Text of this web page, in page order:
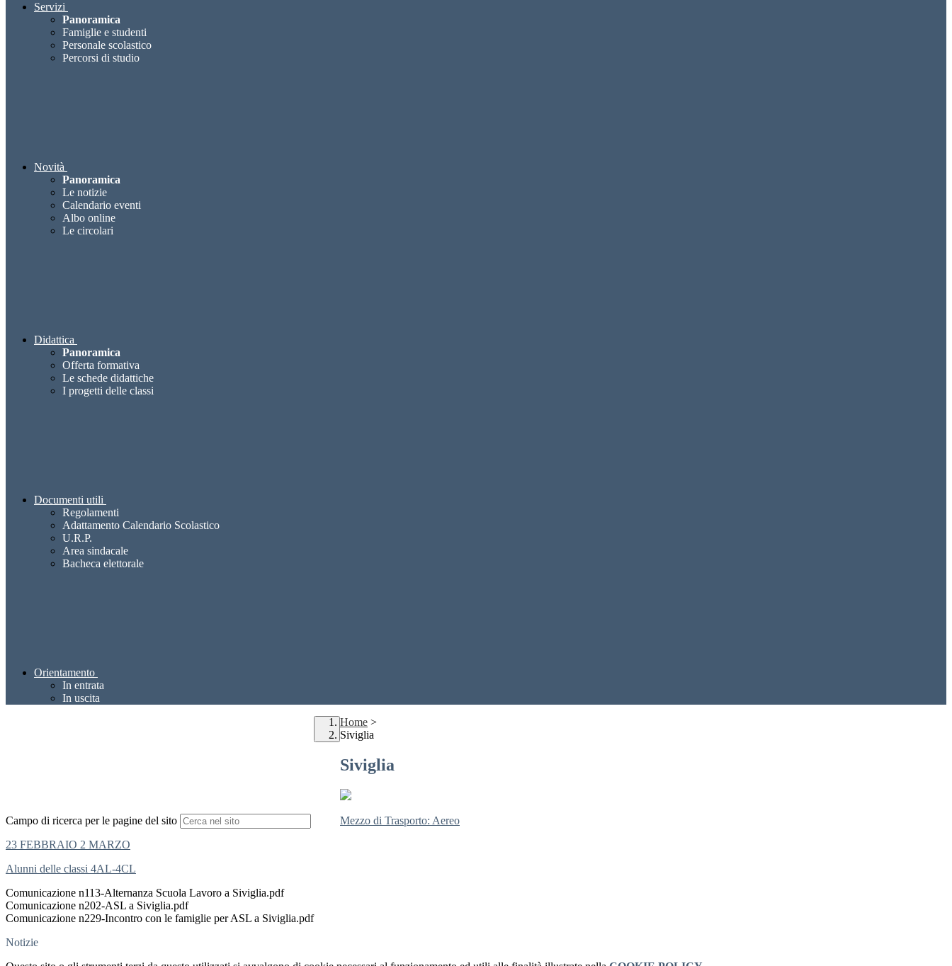
Servizi
Panoramica
Famiglie e studenti
Personale scolastico
Percorsi di studio
Novità
Panoramica
Le notizie
Calendario eventi
Albo online
Le circolari
Didattica
Panoramica
Offerta formativa
Le schede didattiche
I progetti delle classi
Documenti utili
Regolamenti
Adattamento Calendario Scolastico
U.R.P.
Area sindacale
Bacheca elettorale
Orientamento
In entrata
In uscita
Campo di ricerca per le pagine del sito
Home >
Siviglia
Siviglia
Mezzo di Trasporto: Aereo
23 FEBBRAIO 2 MARZO
Alunni delle classi 4AL-4CL
Comunicazione n113-Alternanza Scuola Lavoro a Siviglia.pdf
Comunicazione n202-ASL a Siviglia.pdf
Comunicazione n229-Incontro con le famiglie per ASL a Siviglia.pdf
Notizie